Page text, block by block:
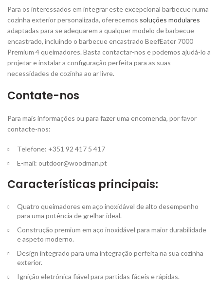
Para os interessados ​​em integrar este excepcional barbecue numa
cozinha exterior personalizada, oferecemos soluções modulares
adaptadas para se adequarem a qualquer modelo de barbecue
encastrado, incluindo o barbecue encastrado BeefEater 7000
Premium 4 queimadores. Basta contactar-nos e podemos ajudá-lo a
projetar e instalar a configuração perfeita para as suas
necessidades de cozinha ao ar livre.
Contate-nos
Para mais informações ou para fazer uma encomenda, por favor
contacte-nos:
Telefone: +351 92 417 5 417
E-mail: outdoor@woodman.pt
Características principais:
Quatro queimadores em aço inoxidável de alto desempenho
para uma potência de grelhar ideal.
Construção premium em aço inoxidável para maior durabilidade
e aspeto moderno.
Design integrado para uma integração perfeita na sua cozinha
exterior.
Ignição eletrónica fiável para partidas fáceis e rápidas.